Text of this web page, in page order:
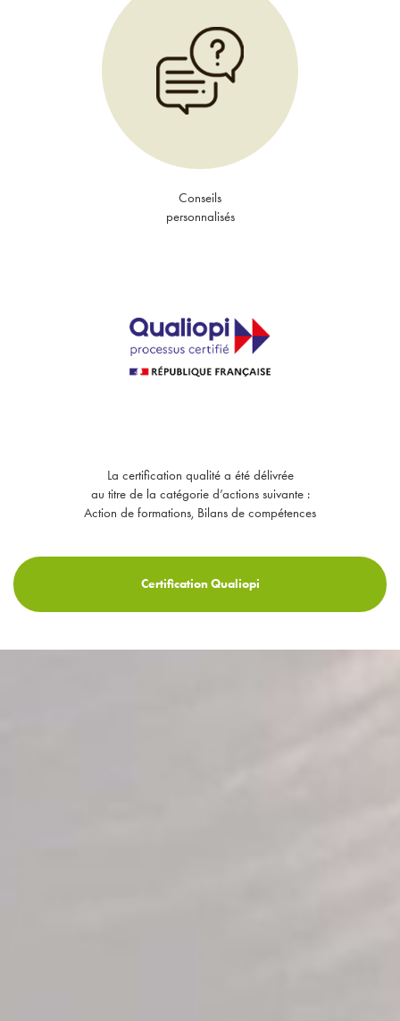
Conseils
personnalisés
La certification qualité a été délivrée
au titre de la catégorie d’actions suivante :
Action de formations, Bilans de compétences
Certification Qualiopi